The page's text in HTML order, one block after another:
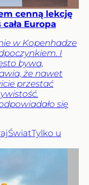
cenną lekcję
Europa
w Kopenhadze
I
bywa,
że nawet
przestać
się
ŚwiatTylko u